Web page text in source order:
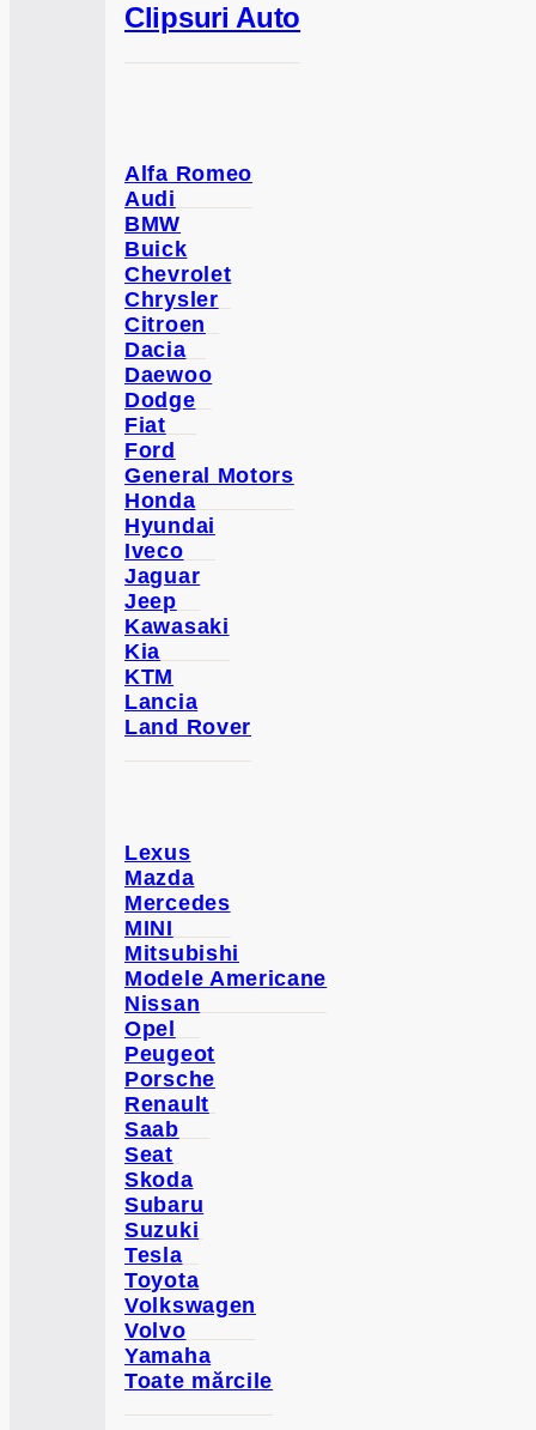
Clipsuri Auto
Alfa Romeo
Audi
BMW
Buick
Chevrolet
Chrysler
Citroen
Dacia
Daewoo
Dodge
Fiat
Ford
General Motors
Honda
Hyundai
Iveco
Jaguar
Jeep
Kawasaki
Kia
KTM
Lancia
Land Rover
Lexus
Mazda
Mercedes
MINI
Mitsubishi
Modele Americane
Nissan
Opel
Peugeot
Porsche
Renault
Saab
Seat
Skoda
Subaru
Suzuki
Tesla
Toyota
Volkswagen
Volvo
Yamaha
Toate mărcile